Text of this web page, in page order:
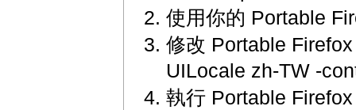
使用你的 Portable
修改 Portable
UILocale zh-TW -
執行 Portable